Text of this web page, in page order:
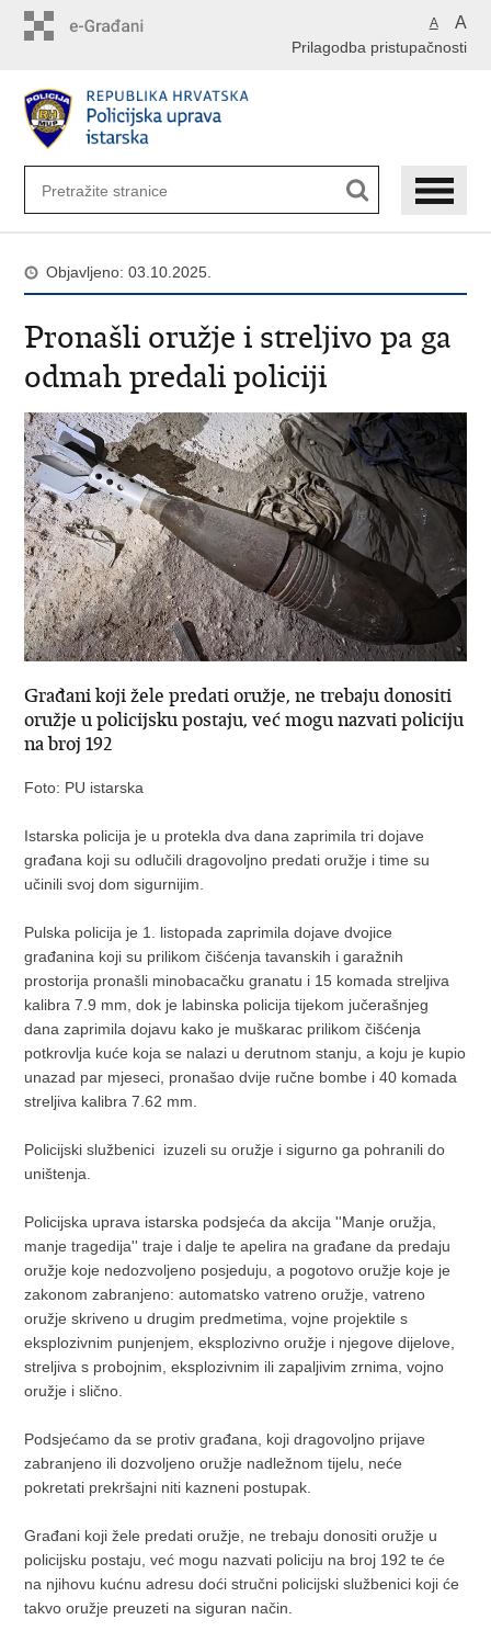
A A
Prilagodba pristupačnosti
Objavljeno: 03.10.2025.
Pronašli oružje i streljivo pa ga
odmah predali policiji
Građani koji žele predati oružje, ne trebaju donositi
oružje u policijsku postaju, već mogu nazvati policiju
na broj 192
Foto: PU istarska
Istarska policija je u protekla dva dana zaprimila tri dojave
građana koji su odlučili dragovoljno predati oružje i time su
učinili svoj dom sigurnijim.
Pulska policija je 1. listopada zaprimila dojave dvojice
građanina koji su prilikom čišćenja tavanskih i garažnih
prostorija pronašli minobacačku granatu i 15 komada streljiva
kalibra 7.9 mm, dok je labinska policija tijekom jučerašnjeg
dana zaprimila dojavu kako je muškarac prilikom čišćenja
potkrovlja kuće koja se nalazi u derutnom stanju, a koju je kupio
unazad par mjeseci, pronašao dvije ručne bombe i 40 komada
streljiva kalibra 7.62 mm.
Policijski službenici izuzeli su oružje i sigurno ga pohranili do
uništenja.
Policijska uprava istarska podsjeća da akcija ''Manje oružja,
manje tragedija'' traje i dalje te apelira na građane da predaju
oružje koje nedozvoljeno posjeduju, a pogotovo oružje koje je
zakonom zabranjeno: automatsko vatreno oružje, vatreno
oružje skriveno u drugim predmetima, vojne projektile s
eksplozivnim punjenjem, eksplozivno oružje i njegove dijelove,
streljiva s probojnim, eksplozivnim ili zapaljivim zrnima, vojno
oružje i slično.
Podsjećamo da se protiv građana, koji dragovoljno prijave
zabranjeno ili dozvoljeno oružje nadležnom tijelu, neće
pokretati prekršajni niti kazneni postupak.
Građani koji žele predati oružje, ne trebaju donositi oružje u
policijsku postaju, već mogu nazvati policiju na broj 192 te će
na njihovu kućnu adresu doći stručni policijski službenici koji će
takvo oružje preuzeti na siguran način.